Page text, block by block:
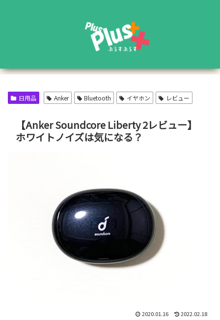
日用品 Anker Bluetooth イヤホン レビュー
【Anker Soundcore Liberty 2レビュー】
ホワイトノイズは気になる？
2020.01.16 2022.02.18